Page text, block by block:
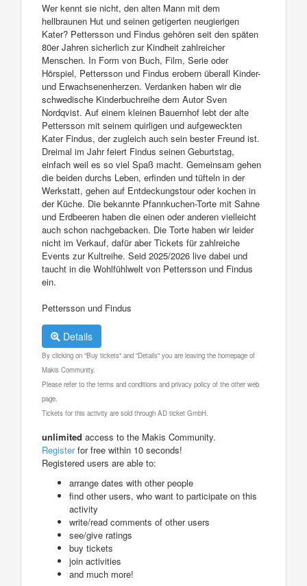
Wer kennt sie nicht, den alten Mann mit dem
hellbraunen Hut und seinen getigerten neugierigen
Kater? Pettersson und Findus gehören seit den späten
80er Jahren sicherlich zur Kindheit zahlreicher
Menschen. In Form von Buch, Film, Serie oder
Hörspiel, Pettersson und Findus erobern überall Kinder-
und Erwachsenenherzen. Verdanken haben wir die
schwedische Kinderbuchreihe dem Autor Sven
Nordqvist. Auf einem kleinen Bauernhof lebt der alte
Pettersson mit seinem quirligen und aufgeweckten
Kater Findus, der zugleich auch sein bester Freund ist.
Dreimal im Jahr feiert Findus seinen Geburtstag,
einfach weil es so viel Spaß macht. Gemeinsam gehen
die beiden durchs Leben, erfinden und tüfteln in der
Werkstatt, gehen auf Entdeckungstour oder kochen in
der Küche. Die bekannte Pfannkuchen-Torte mit Sahne
und Erdbeeren haben die einen oder anderen vielleicht
auch schon nachgebacken. Die Torte haben wir leider
nicht im Verkauf, dafür aber Tickets für zahlreiche
Events zur Kultreihe. Seid 2025/2026 live dabei und
taucht in die Wohlfühlwelt von Pettersson und Findus
ein.
Pettersson und Findus
Details
By clicking on "Buy tickets" and "Details" you are leaving the homepage of
Makis Community.
Please refer to the terms and conditions and privacy policy of the other web
page.
Tickets for this activity are sold through AD ticket GmbH.
unlimited access to the Makis Community.
Registerfor free within 10 seconds!
Registered users are able to:
arrange dates with other people
find other users, who want to participate on this
activity
write/read comments of other users
see/give ratings
buy tickets
join activities
and much more!